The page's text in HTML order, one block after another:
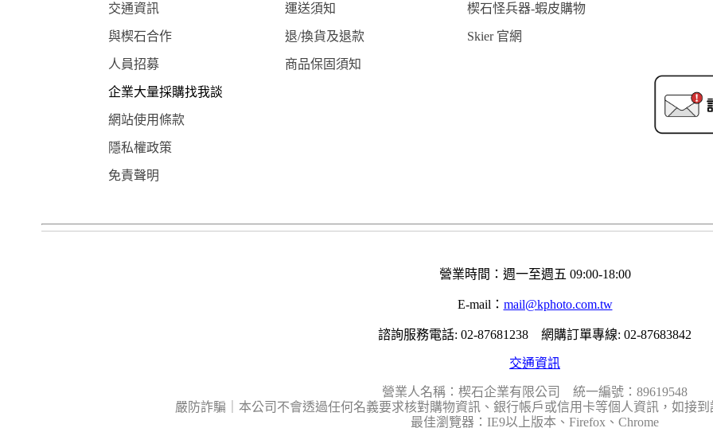
交通資訊 運送須知 楔石怪兵器-蝦皮購物
與楔石合作 退/換貨及退款 Skier 官網
人員招募 商品保固須知
企業大量採購找我談
網站使用條款
隱私權政策
免責聲明
營業時間：週一至週五 09:00-18:00
E-mail： mail@kphoto.com.tw
諮詢服務電話: 02-87681238 網購訂單專線: 02-87683842
交通資訊
營業人名稱：楔石企業有限公司 統一編號：89619548
嚴防詐騙｜本公司不會透過任何名義要求核對購物資訊、銀行帳戶或信用卡等個人資訊，如接
最佳瀏覽器：IE9以上版本、Firefox、Chrome